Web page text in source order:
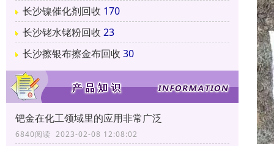
长沙镍催化剂回收 170
长沙铑水铑粉回收 23
长沙擦银布擦金布回收 30
钯金在化工领域里的应用非常广泛
6840阅读 2023-02-08 12:08:02